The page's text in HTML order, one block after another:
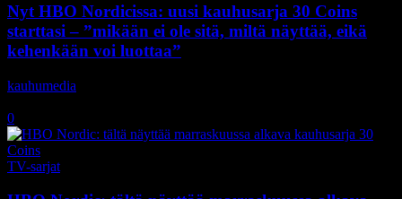
Nyt HBO Nordicissa: uusi kauhusarja 30 Coins
starttasi – ”mikään ei ole sitä, miltä näyttää, eikä
kehenkään voi luottaa”
kauhumedia
0
TV-sarjat